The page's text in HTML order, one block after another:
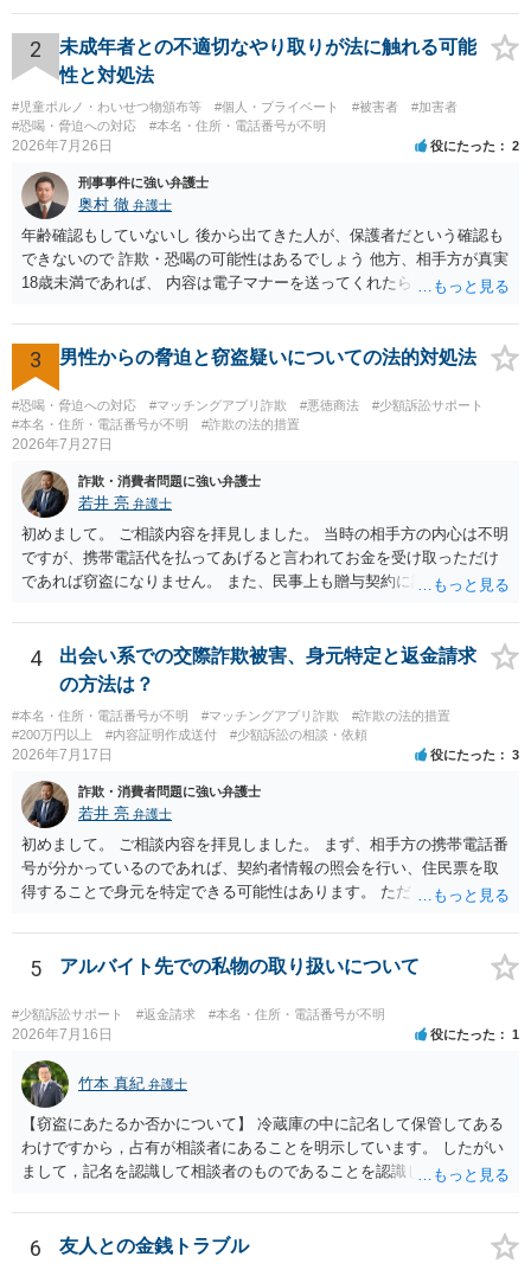
2
未成年者との不適切なやり取りが法に触れる可能
性と対処法
#児童ポルノ・わいせつ物頒布等 #個人・プライベート #被害者
#加害者
#恐喝・脅迫への対応
#本名・住所・電話番号が不明
2026年7月26日 役にたった 2
刑事事件に強い弁護士
奥村 徹 弁護士
年齢確認もしていないし 後から出てきた人が、保護者だという確認も
できないので 詐欺・恐喝の可能性はあるでしょう 他方、相手方が真実
18歳未満であれば、 内容は電子マナーを送ってくれたら自慰行為など
画の尺は10分ほど、服を着たままで胸を触って欲しい、などの要望を
して、要求された金額(1000円程度)の電子マネーを送信してしまいま
した。 そこから、撮影するまで暇なので顔の雰囲気の写真を交換して
欲しい、住んでいる都道府県と区を教えてと言われたので教えたりと
言ったやり取りをしていました。 というやりとりは、青少年条例違反
（わいせつ行為）の疑いがあります。18歳未満と知らなくても処罰可
能です。
3 男性からの脅迫と窃盗疑いについての法的対処法
#恐喝・脅迫への対応 #マッチングアプリ詐欺 #悪徳商法
#少額訴訟サポート
#本名・住所・電話番号が不明
#詐欺の法的措置
2026年7月27日
詐欺・消費者問題に強い弁護士
若井 亮 弁護士
初めまして。 ご相談内容を拝見しました。 当時の相手方の内心は不明
ですが、携帯電話代を払ってあげると言われてお金を受け取っただけ
であれば窃盗になりません。 また、民事上も贈与契約に該当すると思
ず、可能であればブロックをするようにしてください。 ご不安であれ
ば、最寄りの警察署に相談をしても良いかもしれません。 以上、ご参
考になれば幸いです。
4
出会い系での交際詐欺被害、身元特定と返金請求
の方法は？
#本名・住所・電話番号が不明 #マッチングアプリ詐欺
#詐欺の法的措置
#200万円以上
#内容証明作成送付 #少額訴訟の相談・依頼
2026年7月17日 役にたった 3
詐欺・消費者問題に強い弁護士
若井 亮 弁護士
初めまして。 ご相談内容を拝見しました。 まず、相手方の携帯電話番
号が分かっているのであれば、契約者情報の照会を行い、住民票を取
得することで身元を特定できる可能性はあります。 ただ、他人名義の
ろです。 LINEについても、詐欺の事案であれば照会できる可能性はあ
りますが、携帯電話の番号を経由する方法より難しくなります。 身元
を特定した後は、返金の理屈があるかどうかを確認していきます。 基
本的に贈与に該当する場合には返金請求ができません。 詐欺を含め、
当方に返金の理屈があるかどうかを確認していきます。 さらに、渡し
た金額について、裏付けがあるかどうかも精査します。 上記を経て、
身元の特定、返金の理屈があると判断できるのであれば、まずは交渉
からスタートすることになるでしょう。 ご理解のとおり、詐欺である
ことの立証は簡単ではありません。 刑事事件化が出来るのであれば、
返金交渉で有利になる可能性がありますが、民事上の詐欺の立証以上
に難しいところがあります。 こちらについては、一度、最寄りの警察
良いかと思います。
5 アルバイト先での私物の取り扱いについて
#少額訴訟サポート #返金請求 #本名・住所・電話番号が不明
2026年7月16日 役にたった 1
竹本 真紀 弁護士
【窃盗にあたるか否かについて】 冷蔵庫の中に記名して保管してある
わけですから，占有が相談者にあることを明示しています。 したがい
まして，記名を認識して相談者のものであることを認識していながら
盗罪が成立します。 しかし，窃盗罪は，故意犯です。 過失犯の場合に
は，窃盗罪は成立しません。処罰規定がないからです。 おそらく，持
ち出した方は，相談者の記名に気づかず，自分のものと間違えて持ち
6 友人との金銭トラブル